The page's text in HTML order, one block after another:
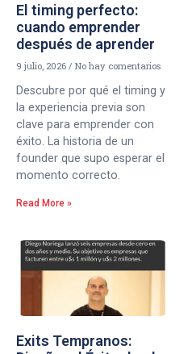
El timing perfecto:
cuando emprender
después de aprender
9 julio, 2026 No hay comentarios
Descubre por qué el timing y
la experiencia previa son
clave para emprender con
éxito. La historia de un
founder que supo esperar el
momento correcto.
Read More »
Exits Tempranos: